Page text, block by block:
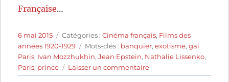
Française…
Publié
le
6 mai 2015 Catégories
Catégories :Cinéma français, Films des
années 1920-1929
Étiquettes
Mots-clés : banquier,exotisme,gai
Paris, Ivan Mozzhukhin,Jean Epstein, Nathalie Lissenko,
Paris, prince Laisser un commentairesur
Le